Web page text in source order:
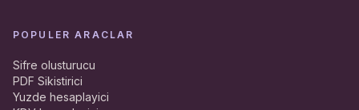
POPULER ARACLAR
Sifre olusturucu
PDF Sikistirici
Yuzde hesaplayici